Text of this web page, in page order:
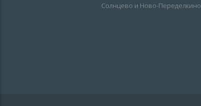
Солнцево и Ново-Переделкино